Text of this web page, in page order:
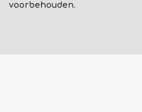
voorbehouden.